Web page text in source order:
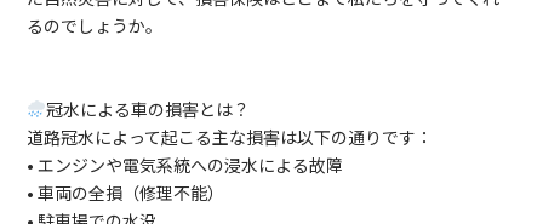
るのでしょうか。
冠水による車の損害とは？
道路冠水によって起こる主な損害は以下の通りです：
• エンジンや電気系統への浸水による故障
• 車両の全損（修理不能）